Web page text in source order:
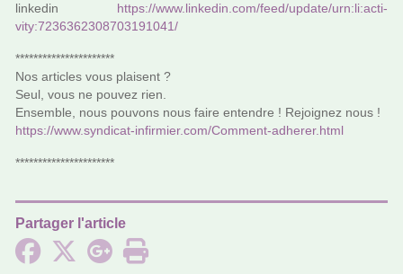
lin­ke­din https://www.lin­ke­din.com/feed/update/urn:li:acti­
vity:7236362308703191041/
**********************
Nos arti­cles vous plai­sent ?
Seul, vous ne pouvez rien.
Ensemble, nous pou­­vons nous faire enten­­dre ! Rejoignez nous !
https://www.syn­di­cat-infir­mier.com/Comment-adhe­rer.html
**********************
Partager l'article